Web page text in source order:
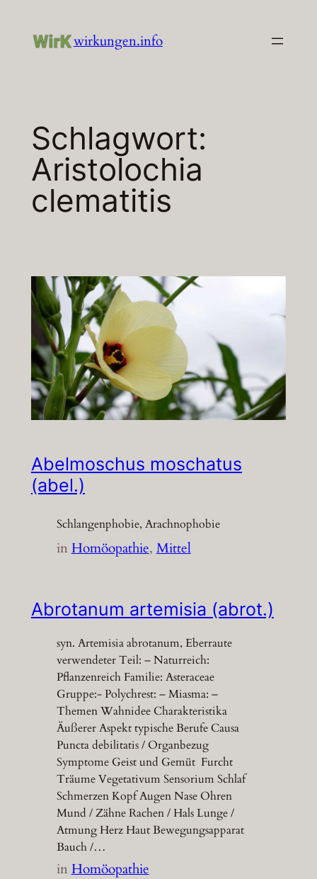
Inhalt
wirkungen.info
Schlagwort:
Aristolochia
clematitis
Abelmoschus moschatus
(abel.)
Schlangenphobie, Arachnophobie
inHomöopathie, Mittel
Abrotanum artemisia (abrot.)
syn. Artemisia abrotanum, Eberraute
verwendeter Teil: – Naturreich:
Pflanzenreich Familie: Asteraceae
Gruppe:- Polychrest: – Miasma: –
Themen Wahnidee Charakteristika
Äußerer Aspekt typische Berufe Causa
Puncta debilitatis / Organbezug
Symptome Geist und Gemüt Furcht
Träume Vegetativum Sensorium Schlaf
Schmerzen Kopf Augen Nase Ohren
Mund / Zähne Rachen / Hals Lunge /
Atmung Herz Haut Bewegungsapparat
Bauch /…
inHomöopathie